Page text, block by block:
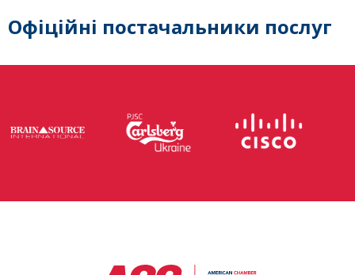
Офіційні постачальники послуг